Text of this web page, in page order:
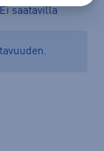
Ei saatavilla